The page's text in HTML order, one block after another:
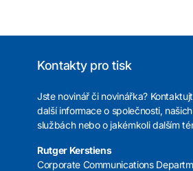
Kontakty pro tisk
Jste novinář či novinářka?
další informace o společnosti,
službách nebo o jakémkoli dalším
Rutger Kerstiens
Corporate Communications